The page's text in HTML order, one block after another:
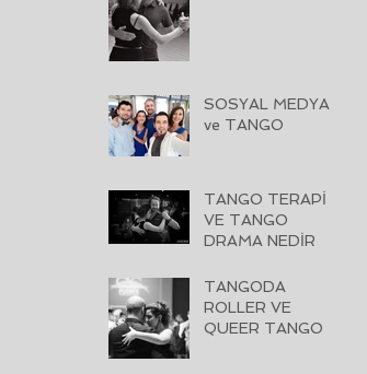
SOSYAL MEDYA
ve TANGO
TANGO TERAPİ
VE TANGO
DRAMA NEDİR
TANGODA
ROLLER VE
QUEER TANGO